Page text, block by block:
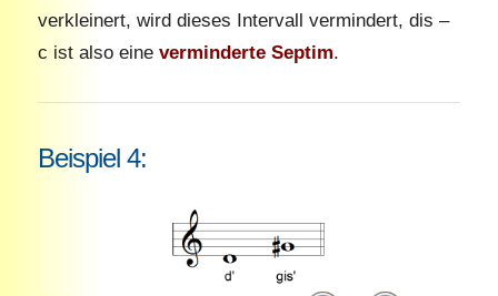
verkleinert, wird dieses Intervall vermindert, dis –
c ist also eine verminderte Septim.
Beispiel 4: